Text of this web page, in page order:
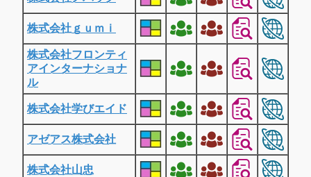
株式会社ｇｕｍｉ
株式会社フロンティ
アインターナショナ
ル
株式会社学びエイド
アゼアス株式会社
株式会社山忠